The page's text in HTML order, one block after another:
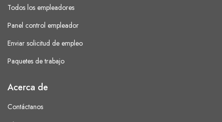
Todos los empleadores
Panel control empleador
Enviar solicitud de empleo
Paquetes de trabajo
Acerca de
Contáctanos